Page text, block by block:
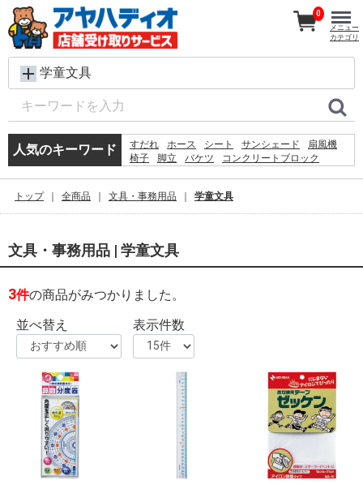
学童文具
人気のキーワード すだれ ホース シート サンシェード
扇風機
椅子
脚立 バケツ
コンクリートブロック
空調服
カーテン 踏み台
0
メニュー
カテゴリ
トップ 全商品 文具・事務用品 学童文具
文具・事務用品 | 学童文具
3件の商品がみつかりました。
並べ替え
表示件数